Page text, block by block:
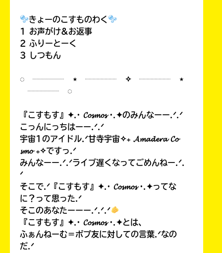
きょーのこすものわく
1 お声がけ&お返事
2 ふりーとーく
3 しつもん
◌ ┈┈┈┈ ⋆ ┈┈┈┈ ✧ ┈┈┈┈ ⋆
┈┈┈┈ ◌
『こすもす』✦.· 𝓒𝓸𝓼𝓶𝓸𝓼 ·.✦のみんなーー.ᐟ.ᐟ
こっんにっちはーー.ᐟ.ᐟ
宇宙1のアイドル.ᐟ甘寺宇宙✧₊ 𝓐𝓶𝓪𝓭𝓮𝓻𝓪 𝓒𝓸
𝓼𝓶𝓸 ₊✧ですっ.ᐟ
みんなーー.ᐟ.ᐟライブ遅くなってごめんねー.ᐟ.
ᐟ
そこで.ᐟ『こすもす』✦.· 𝓒𝓸𝓼𝓶𝓸𝓼 ·.✦ってな
に？って思った.ᐟ
そこのあなたーーー.ᐟ.ᐟ.ᐟ
『こすもす』✦.· 𝓒𝓸𝓼𝓶𝓸𝓼 ·.✦とは、
ふぁんねーむ＝ポプ友に対しての言葉.ᐟなの
だ.ᐟ